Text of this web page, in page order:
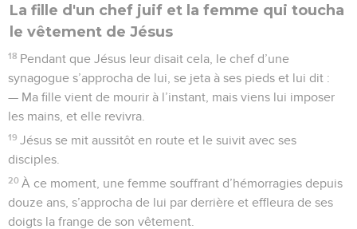
La fille d'un chef juif et la femme qui toucha
le vêtement de Jésus
18 Pendant que Jésus leur disait cela, le chef d’une
synagogue s’approcha de lui, se jeta à ses pieds et lui dit :
— Ma fille vient de mourir à l’instant, mais viens lui imposer
les mains, et elle revivra.
19 Jésus se mit aussitôt en route et le suivit avec ses
disciples.
20 À ce moment, une femme souffrant d’hémorragies depuis
douze ans, s’approcha de lui par derrière et effleura de ses
doigts la frange de son vêtement.